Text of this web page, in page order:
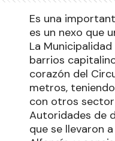
Es una
es un nexo que
La
barrios
corazón del
metros,
con otros
Autoridades de
que se llevaron